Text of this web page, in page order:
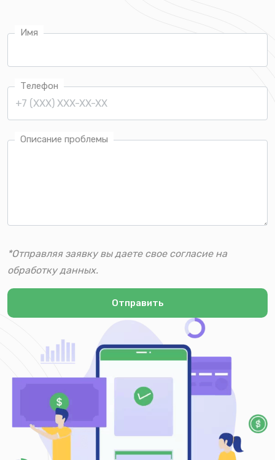
Имя
Телефон
Описание проблемы
*Отправляя заявку вы даете свое согласие на
обработку данных.
Отправить